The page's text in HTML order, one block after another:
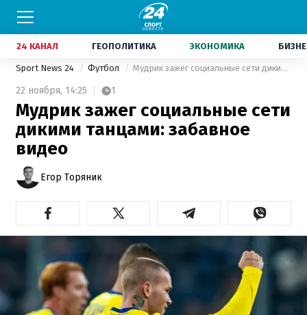
24 КАНАЛ ГЕОПОЛИТИКА ЭКОНОМИКА
Sport News 24 Футбол Мудрик зажег социальные сети дикими танцами: забавное видео
22 ноября, 14:25 1
Мудрик зажег социальные сети
дикими танцами: забавное
видео
Егор Торяник